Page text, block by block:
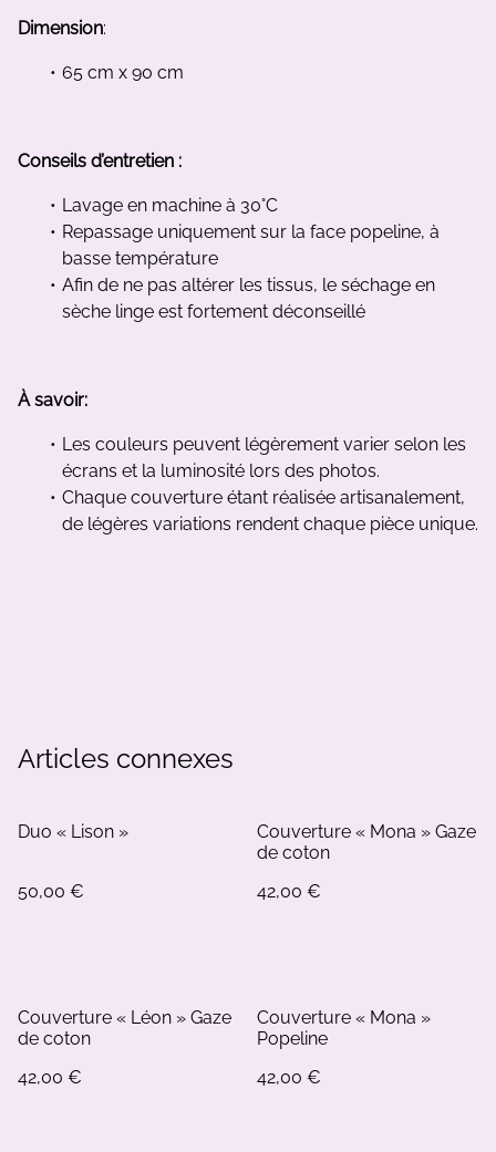
Dimension:
65 cm x 90 cm
Conseils d’entretien :
Lavage en machine à 30°C
Repassage uniquement sur la face popeline, à
basse température
Afin de ne pas altérer les tissus, le séchage en
sèche linge est fortement déconseillé
À savoir:
Les couleurs peuvent légèrement varier selon les
écrans et la luminosité lors des photos.
Chaque couverture étant réalisée artisanalement,
de légères variations rendent chaque pièce unique.
Articles connexes
Duo « Lison »
50,00 €
Couverture « Mona » Gaze
de coton
42,00 €
Couverture « Léon » Gaze
de coton
42,00 €
Couverture « Mona »
Popeline
42,00 €